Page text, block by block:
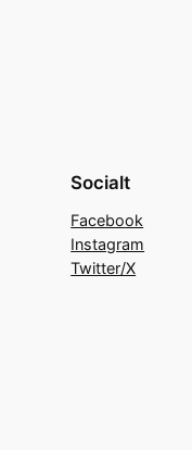
Socialt
Facebook
Instagram
Twitter/X